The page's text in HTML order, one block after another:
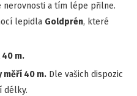
a tím lépe přilne.
lepidla Goldprén, které
40 m.
měří 40 m. Dle vašich dispozic
délky.